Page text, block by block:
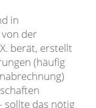
in
der
berät, erstellt
(häufig
sollte das nötig